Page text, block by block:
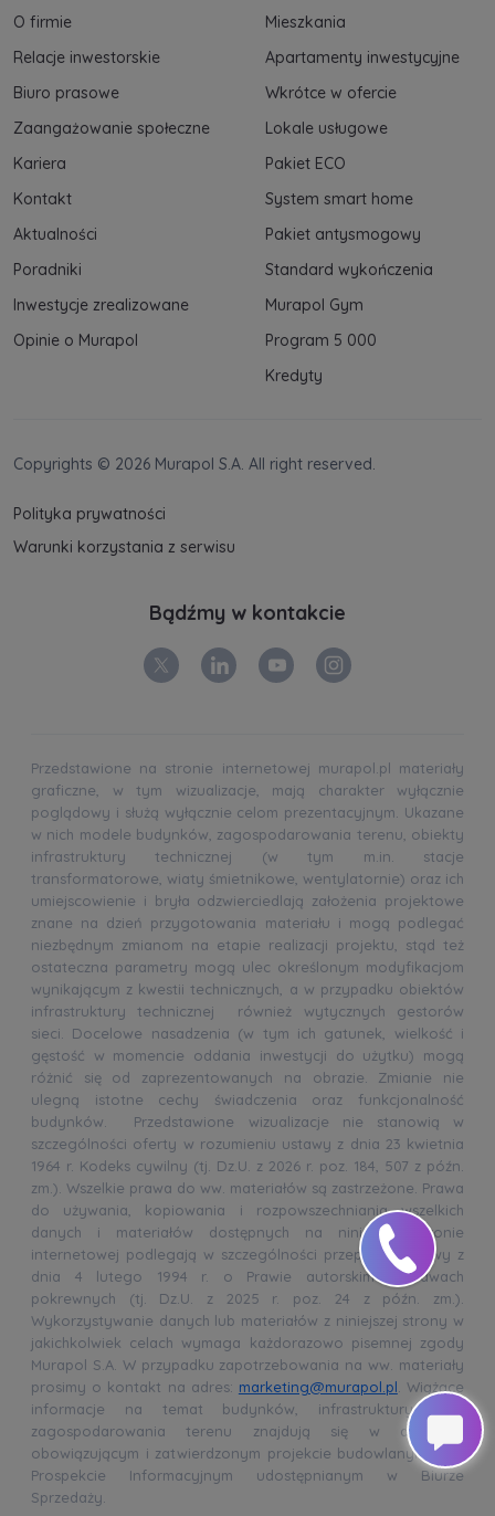
O firmie
Relacje inwestorskie
Biuro prasowe
Zaangażowanie społeczne
Kariera
Kontakt
Aktualności
Poradniki
Inwestycje zrealizowane
Opinie o Murapol
Mieszkania
Apartamenty inwestycyjne
Wkrótce w ofercie
Lokale usługowe
Pakiet ECO
System smart home
Pakiet antysmogowy
Standard wykończenia
Murapol Gym
Program 5 000
Kredyty
Copyrights © 2026 Murapol S.A. All right reserved.
Polityka prywatności
Warunki korzystania z serwisu
Bądźmy w kontakcie
Przedstawione na stronie internetowej murapol.pl materiały
graficzne, w tym wizualizacje, mają charakter wyłącznie
poglądowy i służą wyłącznie celom prezentacyjnym. Ukazane
w nich modele budynków, zagospodarowania terenu, obiekty
infrastruktury technicznej (w tym m.in. stacje
transformatorowe, wiaty śmietnikowe, wentylatornie) oraz ich
umiejscowienie i bryła odzwierciedlają założenia projektowe
znane na dzień przygotowania materiału i mogą podlegać
niezbędnym zmianom na etapie realizacji projektu, stąd też
ostateczna parametry mogą ulec określonym modyfikacjom
wynikającym z kwestii technicznych, a w przypadku obiektów
infrastruktury technicznej również wytycznych gestorów
sieci. Docelowe nasadzenia (w tym ich gatunek, wielkość i
gęstość w momencie oddania inwestycji do użytku) mogą
różnić się od zaprezentowanych na obrazie. Zmianie nie
ulegną istotne cechy świadczenia oraz funkcjonalność
budynków. Przedstawione wizualizacje nie stanowią w
szczególności oferty w rozumieniu ustawy z dnia 23 kwietnia
1964 r. Kodeks cywilny (tj. Dz.U. z 2026 r. poz. 184, 507 z późn.
zm.). Wszelkie prawa do ww. materiałów są zastrzeżone. Prawa
do używania, kopiowania i rozpowszechniania wszelkich
danych i materiałów dostępnych na niniejszej stronie
internetowej podlegają w szczególności przepisom ustawy z
dnia 4 lutego 1994 r. o Prawie autorskim i prawach
pokrewnych (tj. Dz.U. z 2025 r. poz. 24 z późn. zm.).
Wykorzystywanie danych lub materiałów z niniejszej strony w
jakichkolwiek celach wymaga każdorazowo pisemnej zgody
Murapol S.A. W przypadku zapotrzebowania na ww. materiały
prosimy o kontakt na adres: marketing@murapol.pl . Wiążące
informacje na temat budynków, infrastruktury oraz
zagospodarowania terenu znajdują się w aktualnie
obowiązującym i zatwierdzonym projekcie budowlanym oraz
Prospekcie Informacyjnym udostępnianym w Biurze
Sprzedaży.